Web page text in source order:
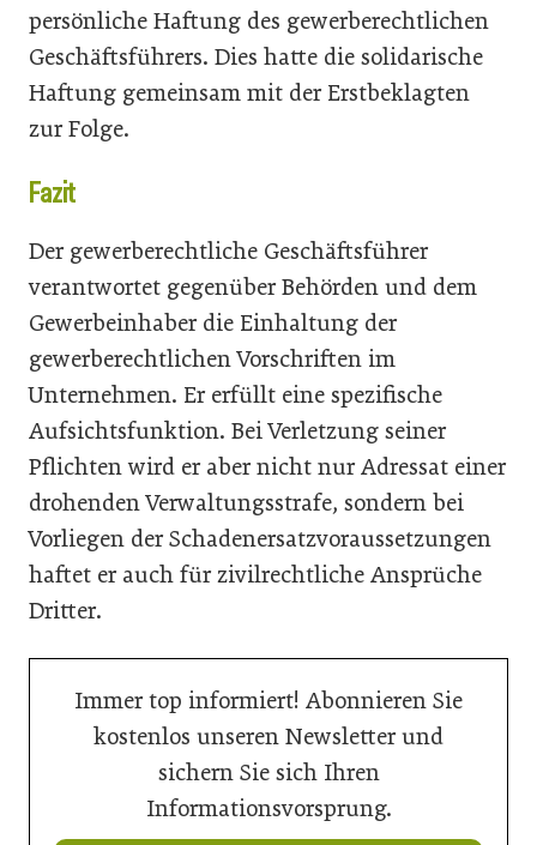
persönliche Haftung des gewerberechtlichen
Geschäftsführers. Dies hatte die solidarische
Haftung gemeinsam mit der Erstbeklagten
zur Folge.
Fazit
Der gewerberechtliche Geschäftsführer
verantwortet gegenüber Behörden und dem
Gewerbeinhaber die Einhaltung der
gewerberechtlichen Vorschriften im
Unternehmen. Er erfüllt eine spezifische
Aufsichtsfunktion. Bei Verletzung seiner
Pflichten wird er aber nicht nur Adressat einer
drohenden Verwaltungsstrafe, sondern bei
Vorliegen der Schadenersatzvoraussetzungen
haftet er auch für zivilrechtliche Ansprüche
Dritter.
Immer top informiert! Abonnieren Sie
kostenlos unseren Newsletter und
sichern Sie sich Ihren
Informationsvorsprung.